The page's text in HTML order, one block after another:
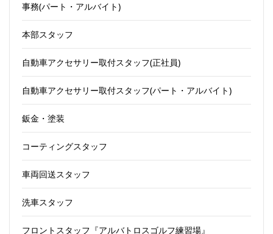
事務(パート・アルバイト)
本部スタッフ
自動車アクセサリー取付スタッフ(正社員)
自動車アクセサリー取付スタッフ(パート・アルバイト)
鈑金・塗装
コーティングスタッフ
車両回送スタッフ
洗車スタッフ
フロントスタッフ『アルバトロスゴルフ練習場』